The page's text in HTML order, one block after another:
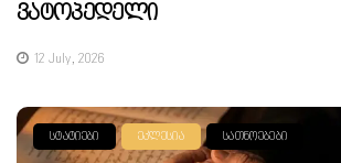
Ვატოპედელი
12 July, 2026
ᲡᲢᲐᲢᲘᲔᲑᲘ ᲔᲙᲚᲔᲡᲘᲐ ᲡᲐᲗᲜᲝᲔᲑᲔᲑᲘ